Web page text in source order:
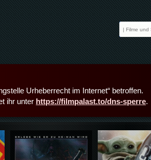
Urheberrecht im Internet“ betroffen.
ihr unter https://filmpalast.to/dns-sperre.
Details,Play Details,Play